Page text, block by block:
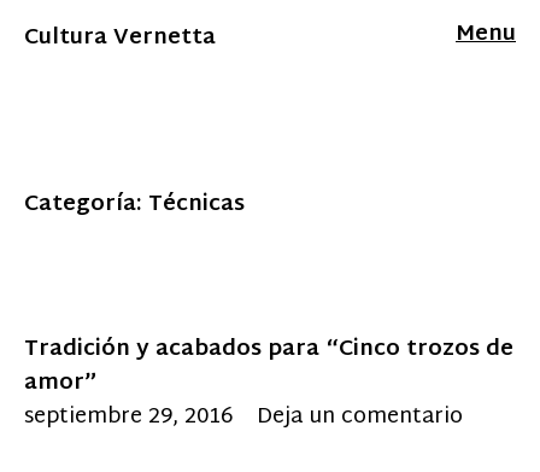
Cultura Vernetta Menu
Categoría: Técnicas
Tradición y acabados para “Cinco trozos de
amor”
septiembre 29, 2016
Deja un comentario